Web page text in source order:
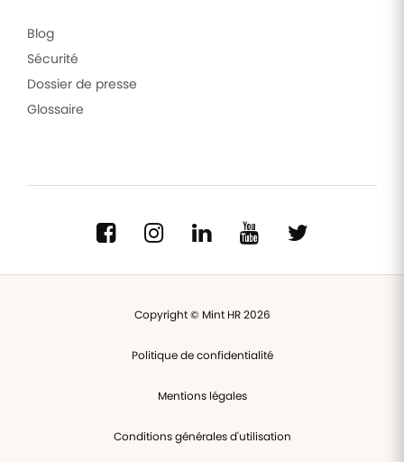
Blog
Sécurité
Dossier de presse
Glossaire
Copyright © Mint HR 2026
Politique de confidentialité
Mentions légales
Conditions générales d'utilisation